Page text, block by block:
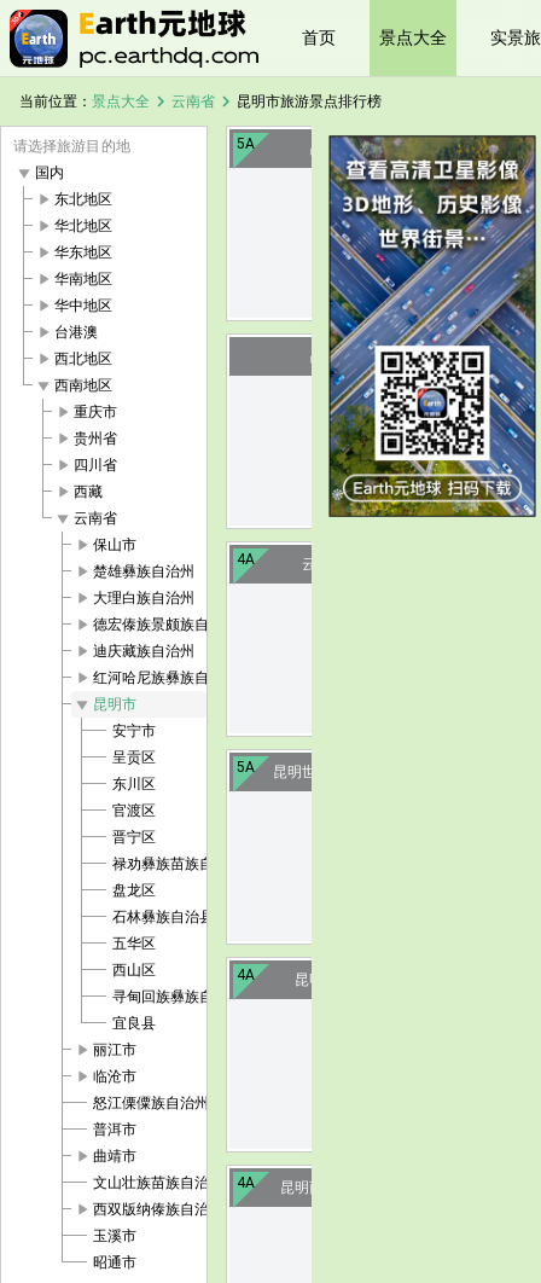
首页 景点大全 实景
当前位置： 景点大全 chevron_right 云南省 chevron_right 昆明市旅游景点排行榜
请选择旅游目的地
play_arrow 国内
play_arrow 东北地区
play_arrow 华北地区
play_arrow 华东地区
play_arrow 华南地区
play_arrow 华中地区
play_arrow 台港澳
play_arrow 西北地区
play_arrow 西南地区
play_arrow 重庆市
play_arrow 贵州省
play_arrow 四川省
play_arrow 西藏
play_arrow 云南省
play_arrow 保山市
play_arrow 楚雄彝族自治州
play_arrow 大理白族自治州
play_arrow 德宏傣族景颇族自治州
play_arrow 迪庆藏族自治州
play_arrow 红河哈尼族彝族自治州
play_arrow 昆明市
安宁市
呈贡区
东川区
官渡区
晋宁区
禄劝彝族苗族自治县
盘龙区
石林彝族自治县
五华区
西山区
寻甸回族彝族自治县
宜良县
play_arrow 丽江市
play_arrow 临沧市
怒江傈僳族自治州
普洱市
play_arrow 曲靖市
文山壮族苗族自治州
play_arrow 西双版纳傣族自治州
玉溪市
昭通市
5A
image
昆明石林
image
昆明滇池
4A 云南民族村
5A 昆明世界园艺博览园
4A 昆明大观公园
4A 昆明西山森林公园